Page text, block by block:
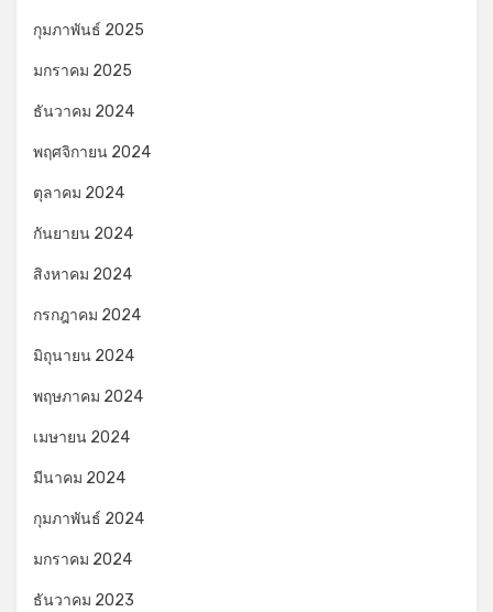
กุมภาพันธ์ 2025
มกราคม 2025
ธันวาคม 2024
พฤศจิกายน 2024
ตุลาคม 2024
กันยายน 2024
สิงหาคม 2024
กรกฎาคม 2024
มิถุนายน 2024
พฤษภาคม 2024
เมษายน 2024
มีนาคม 2024
กุมภาพันธ์ 2024
มกราคม 2024
ธันวาคม 2023